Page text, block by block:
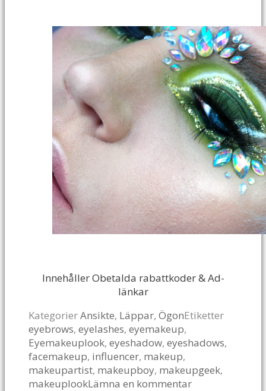
Innehåller Obetalda rabattkoder & Ad-
länkar
KategorierAnsikte, Läppar, ÖgonEtiketter
eyebrows, eyelashes, eyemakeup,
Eyemakeuplook, eyeshadow, eyeshadows,
facemakeup, influencer, makeup,
makeupartist, makeupboy, makeupgeek,
makeuplookLämna en kommentar